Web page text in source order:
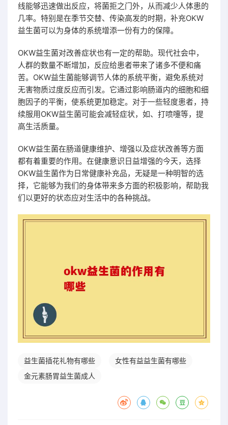
线能够迅速做出反应，将菌拒之门外，从而减少人体患的
几率。特别是在季节交替、传染高发的时期，补充OKW
益生菌可以为身体的系统增添一份有力的保障。
OKW益生菌对改善症状也有一定的帮助。现代社会中，
人群的数量不断增加，反应给患者带来了诸多不便和痛
苦。OKW益生菌能够调节人体的系统平衡，避免系统对
无害物质过度反应而引发。它通过影响肠道内的细胞和细
胞因子的平衡，使系统更加稳定。对于一些轻度患者，持
续服用OKW益生菌可能会减轻症状，如、打喷嚏等，提
高生活质量。
OKW益生菌在肠道健康维护、增强以及症状改善等方面
都有着重要的作用。在健康意识日益增强的今天，选择
OKW益生菌作为日常健康补充品，无疑是一种明智的选
择，它能够为我们的身体带来多方面的积极影响，帮助我
们以更好的状态应对生活中的各种挑战。
益生菌插花礼物有哪些
女性有益益生菌有哪些
金元素肠胃益生菌成人